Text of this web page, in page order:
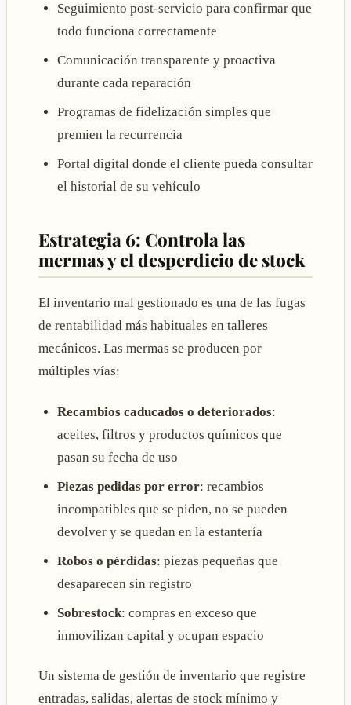
Seguimiento post-servicio para confirmar que
todo funciona correctamente
Comunicación transparente y proactiva
durante cada reparación
Programas de fidelización simples que
premien la recurrencia
Portal digital donde el cliente pueda consultar
el historial de su vehículo
Estrategia 6: Controla las
mermas y el desperdicio de stock
El inventario mal gestionado es una de las fugas
de rentabilidad más habituales en talleres
mecánicos. Las mermas se producen por
múltiples vías:
Recambios caducados o deteriorados:
aceites, filtros y productos químicos que
pasan su fecha de uso
Piezas pedidas por error: recambios
incompatibles que se piden, no se pueden
devolver y se quedan en la estantería
Robos o pérdidas: piezas pequeñas que
desaparecen sin registro
Sobrestock: compras en exceso que
inmovilizan capital y ocupan espacio
Un sistema de gestión de inventario que registre
entradas, salidas, alertas de stock mínimo y